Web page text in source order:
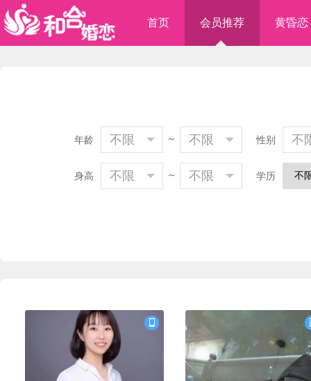
首页 会员推荐 黄昏恋
年龄 不限 ～ 不限 性别 不
身高 不限 ～ 不限 学历